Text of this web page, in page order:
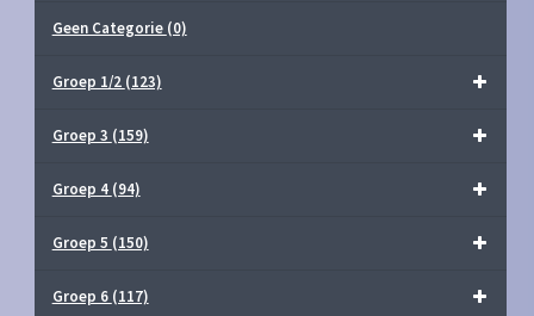
Geen Categorie (0)
Groep 1/2 (123)
Groep 3 (159)
Groep 4 (94)
Groep 5 (150)
Groep 6 (117)